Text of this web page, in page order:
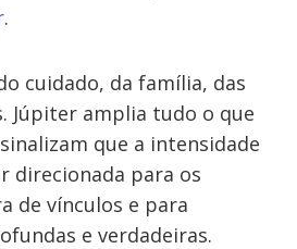
.
cuidado, da família, das
Júpiter amplia tudo o que
que a intensidade
direcionada para os
de vínculos e para
e verdadeiras.